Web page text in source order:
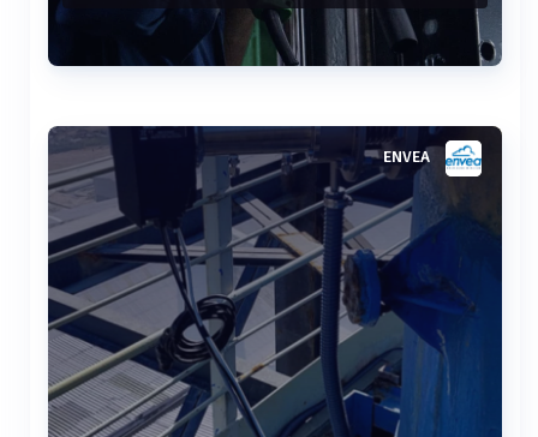
Voir plus ENVEA